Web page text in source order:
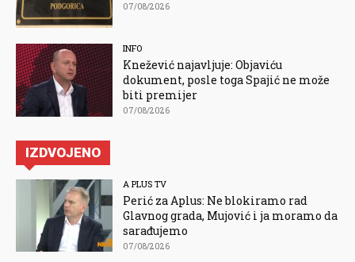
07/08/2026
INFO
Knežević najavljuje: Objaviću
dokument, posle toga Spajić ne može
biti premijer
07/08/2026
IZDVOJENO
A PLUS TV
Perić za Aplus: Ne blokiramo rad
Glavnog grada, Mujović i ja moramo da
sarađujemo
07/08/2026